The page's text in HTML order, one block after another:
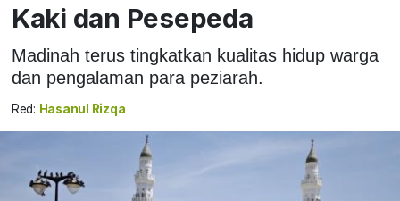
Kaki dan Pesepeda
Madinah terus tingkatkan kualitas hidup warga
dan pengalaman para peziarah.
Red: Hasanul Rizqa